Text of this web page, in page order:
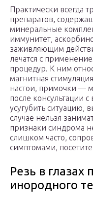
Практически всегда
препаратов,
минеральные
иммунитет,
заживляющим
лечатся с
процедур. К ним
магнитная
настои, примочки —
после консультации
усугубить ситуацию,
случае нельзя
признаки синдрома
слишком часто,
симптомами,
Резь в глазах
инородного